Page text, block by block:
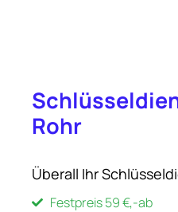
Rohr
Überall Ihr
Festpreis 59 €,-ab